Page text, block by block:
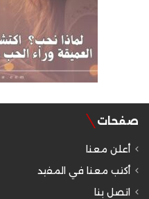
صفحات
أعلن معنا
أكتب معنا في المفيد
اتصل بنا